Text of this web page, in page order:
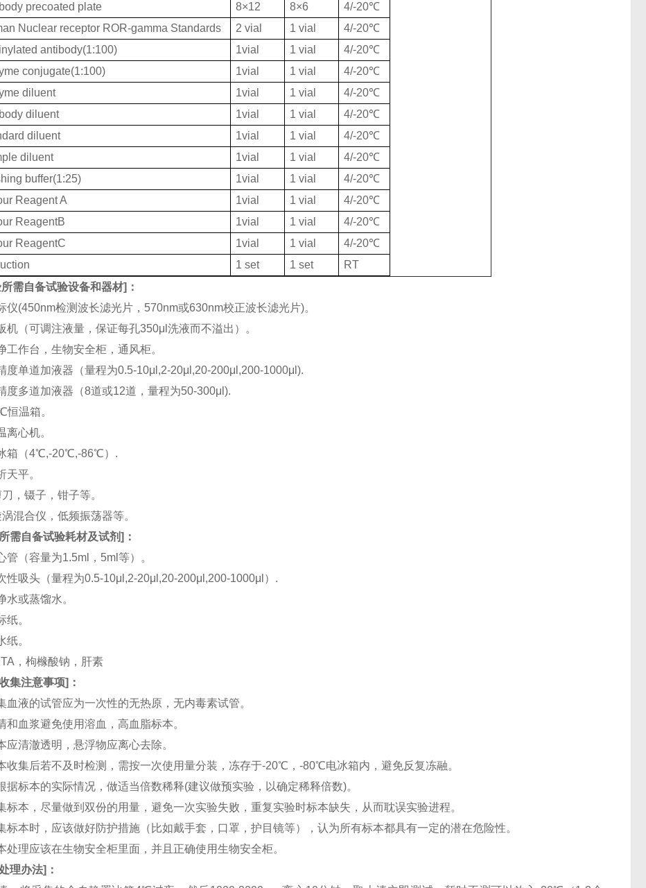
precoated plate
8×12 8×6
4/-20℃
Nuclear receptor ROR-gamma Standards
2 vial 1 vial
4/-20℃
antibody(1:100)
1vial 1 vial
4/-20℃
conjugate(1:100)
1vial 1 vial
4/-20℃
diluent
1vial 1 vial
4/-20℃
diluent
1vial 1 vial
4/-20℃
diluent
1vial 1 vial
4/-20℃
diluent
1vial 1 vial
4/-20℃
buffer(1:25)
1vial 1 vial
4/-20℃
Reagent A
1vial 1 vial
4/-20℃
ReagentB
1vial 1 vial
4/-20℃
ReagentC
1vial 1 vial
4/-20℃
1 set 1 set
RT
需自备试验设备和器材]：
仪(450nm检测波长滤光片，570nm或630nm校正波长滤光片)。
机（可调注液量，保证每孔350μl洗液而不溢出）。
工作台，生物安全柜，通风柜。
度单道加液器（量程为0.5-10μl,2-20μl,20-200μl,200-1000μl).
度多道加液器（8道或12道，量程为50-300μl).
恒温箱。
离心机。
箱（4℃,-20℃,-86℃）.
天平。
，镊子，钳子等。
涡混合仪，低频振荡器等。
需自备试验耗材及试剂]：
管（容量为1.5ml，5ml等）。
性吸头（量程为0.5-10μl,2-20μl,20-200μl,200-1000μl）.
水或蒸馏水。
纸。
纸。
，枸橼酸钠，肝素
集注意事项]：
血液的试管应为一次性的无热原，无内毒素试管。
和血浆避免使用溶血，高血脂标本。
应清澈透明，悬浮物应离心去除。
收集后若不及时检测，需按一次使用量分装，冻存于-20℃，-80℃电冰箱内，避免反复冻融。
据标本的实际情况，做适当倍数稀释(建议做预实验，以确定稀释倍数)。
标本，尽量做到双份的用量，避免一次实验失败，重复实验时标本缺失，从而耽误实验进程。
标本时，应该做好防护措施（比如戴手套，口罩，护目镜等），认为所有标本都具有一定的潜在危险性。
处理应该在生物安全柜里面，并且正确使用生物安全柜。
理办法]：